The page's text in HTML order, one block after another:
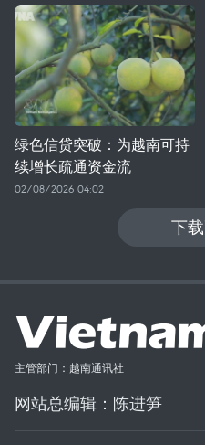
绿色信贷突破：为越南可持
续增长疏通资金流
02/08/2026 04:02
下
主管部门：越南通讯社
网站总编辑：陈进笋